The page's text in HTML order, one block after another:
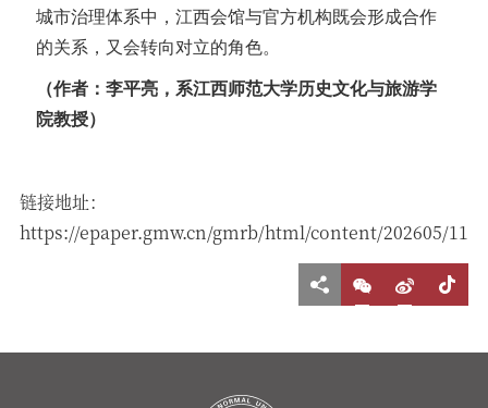
城市治理体系中，江西会馆与官方机构既会形成合作
的关系，又会转向对立的角色。
（作者：李平亮，系江西师范大学历史文化与旅游学
院教授）
链接地址：
https://epaper.gmw.cn/gmrb/html/content/202605/11/